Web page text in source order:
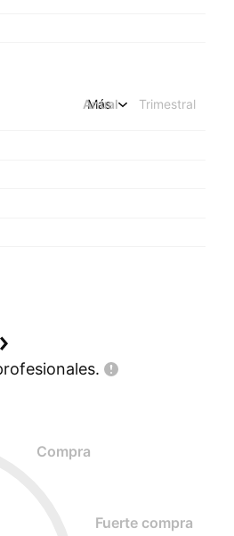
Anual Trimestral
Más
Compra
Fuerte compra